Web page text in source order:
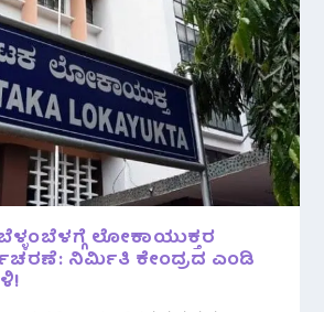
ಲೋಕಾಯುಕ್ತರ
ನಿರ್ಮಿತಿ ಕೇಂದ್ರದ ಎಂಡಿ